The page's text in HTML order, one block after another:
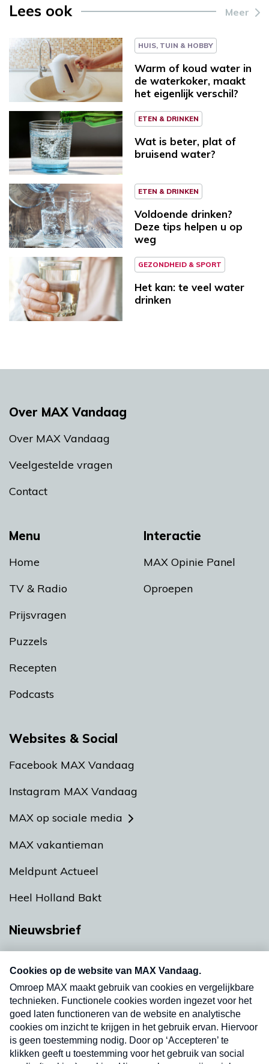
Lees ook Meer
HUIS, TUIN & HOBBY
Warm of koud water in
de waterkoker, maakt
het eigenlijk verschil?
ETEN & DRINKEN
Wat is beter, plat of
bruisend water?
ETEN & DRINKEN
Voldoende drinken?
Deze tips helpen u op
weg
GEZONDHEID & SPORT
Het kan: te veel water
drinken
Menu
Home
TV & Radio
Prijsvragen
Puzzels
Recepten
Podcasts
Interactie
MAX Opinie Panel
Oproepen
Over MAX Vandaag
Over MAX Vandaag
Veelgestelde vragen
Contact
Websites & Social
Facebook MAX Vandaag
Instagram MAX Vandaag
MAX op sociale media
MAX vakantieman
Meldpunt Actueel
Heel Holland Bakt
Nieuwsbrief
nieuwsbrief. Elke vrijdag- en dinsdagochtend in
uw mailbox.
Verzend